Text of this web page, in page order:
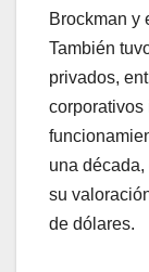
Brockman y
También
privados,
corporativos
una
su
de dólares.